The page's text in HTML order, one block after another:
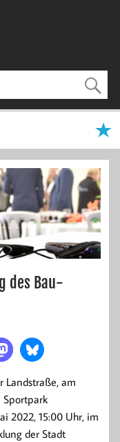
des Bau-
Landstraße, am
2022, 15:00 Uhr, im
der Stadt